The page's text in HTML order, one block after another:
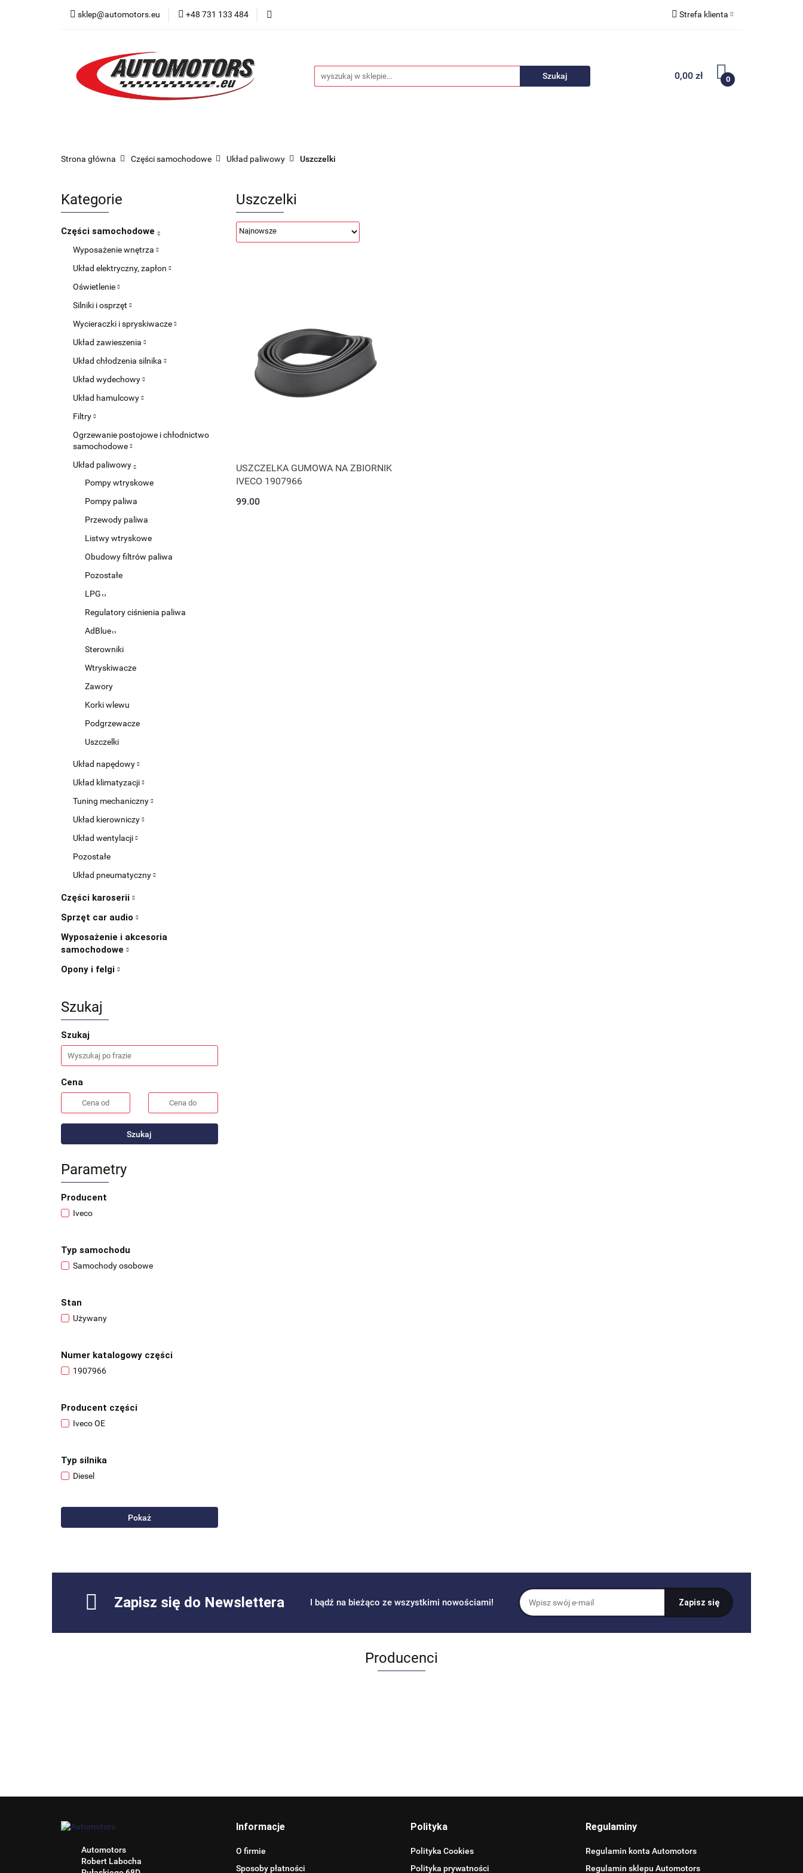
sklep@automotors.eu +48 731 133 484 Strefa klienta
Zarejestruj się
Dodaj zgłoszenie
0,00 zł 0
Części samochodowe
Car audio Nowości
Strona główna Części samochodowe Układ paliwowy Uszczelki
Kategorie
Części samochodowe
Wyposażenie wnętrza
Układ elektryczny, zapłon
Oświetlenie
Silniki i osprzęt
Wycieraczki i spryskiwacze
Układ zawieszenia
Układ chłodzenia silnika
Układ wydechowy
Układ hamulcowy
Filtry
Ogrzewanie postojowe i chłodnictwo
samochodowe
Układ paliwowy
Pompy wtryskowe
Pompy paliwa
Przewody paliwa
Listwy wtryskowe
Obudowy filtrów paliwa
Pozostałe
LPG
Regulatory ciśnienia paliwa
AdBlue
Sterowniki
Wtryskiwacze
Zawory
Korki wlewu
Podgrzewacze
Uszczelki
Układ napędowy
Układ klimatyzacji
Tuning mechaniczny
Układ kierowniczy
Układ wentylacji
Pozostałe
Układ pneumatyczny
Części karoserii
Sprzęt car audio
Wyposażenie i akcesoria
samochodowe
Opony i felgi
Szukaj
Szukaj
Cena
Szukaj
Parametry
Producent
Iveco
Typ samochodu
Samochody osobowe
Stan
Używany
Numer katalogowy części
1907966
Producent części
Iveco OE
Typ silnika
Diesel
Pokaż
Uszczelki
USZCZELKA GUMOWA NA ZBIORNIK
IVECO 1907966
99.00
Zapisz się do Newslettera I bądź na bieżąco ze wszystkimi nowościami!
Producenci
Automotors
Robert Labocha
Informacje
O firmie
Sposoby płatności
Polityka
Polityka Cookies
Polityka prywatności
Regulaminy
Regulamin konta Automotors
Regulamin sklepu Automotors